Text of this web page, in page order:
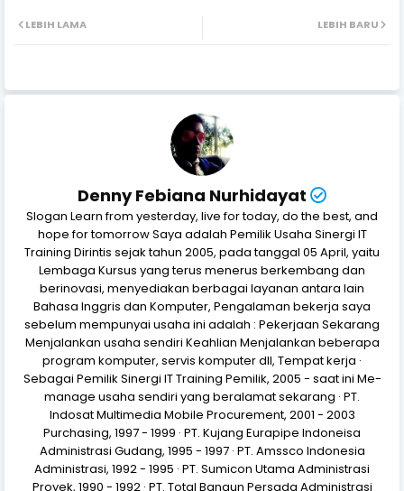
LEBIH BARU
LEBIH LAMA
Denny Febiana Nurhidayat
Slogan Learn from yesterday, live for today, do the best, and
hope for tomorrow Saya adalah Pemilik Usaha Sinergi IT
Training Dirintis sejak tahun 2005, pada tanggal 05 April, yaitu
Lembaga Kursus yang terus menerus berkembang dan
berinovasi, menyediakan berbagai layanan antara lain
Bahasa Inggris dan Komputer, Pengalaman bekerja saya
sebelum mempunyai usaha ini adalah : Pekerjaan Sekarang
Menjalankan usaha sendiri Keahlian Menjalankan beberapa
program komputer, servis komputer dll, Tempat kerja ·
Sebagai Pemilik Sinergi IT Training Pemilik, 2005 - saat ini Me-
manage usaha sendiri yang beralamat sekarang · PT.
Indosat Multimedia Mobile Procurement, 2001 - 2003
Purchasing, 1997 - 1999 · PT. Kujang Eurapipe Indoneisa
Administrasi Gudang, 1995 - 1997 · PT. Amssco Indonesia
Administrasi, 1992 - 1995 · PT. Sumicon Utama Administrasi
Proyek, 1990 - 1992 · PT. Total Bangun Persada Administrasi